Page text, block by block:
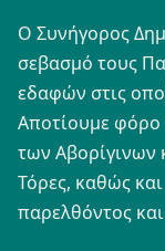
Ο Συνήγορος
σεβασμό τους
εδαφών στις
Αποτίουμε φόρο
των
Τόρες, καθώς
παρελθόντος